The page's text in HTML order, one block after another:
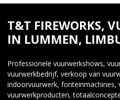
T&T FIREWORKS,
IN LUMMEN,
Professionele vuurwerkshows,
vuurwerkbedrijf, verkoop van
indoorvuurwerk, fonteinmachines,
vuurwerkproducten,